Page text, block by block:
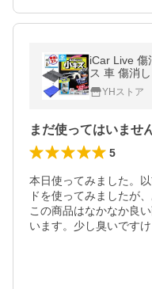
iCar Live 傷
ス 車 傷消
オル キズ消
YHストア
5
本日使ってみました。
ドを使ってみましたが
この商品はなかなか良
います。少し臭いです